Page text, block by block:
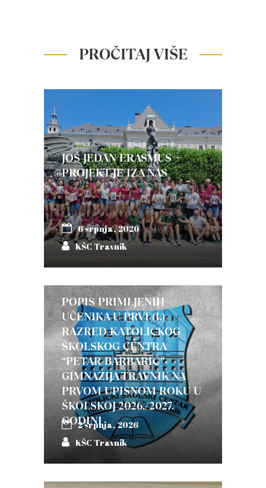
PROČITAJ VIŠE
JOŠ JEDAN ERASMUS +
PROJEKT JE IZA NAS
6 srpnja, 2026
KŠC Travnik
POPIS PRIMLJENIH
UČENIKA U PRVI (I.)
RAZRED KATOLIČKOG
ŠKOLSKOG CENTRA
“PETAR BARBARIĆ”-
GIMNAZIJA TRAVNIK NA
PRVOM UPISNOM ROKU U
ŠKOLSKOJ 2026./2027.
GODINI
2 srpnja, 2026
KŠC Travnik